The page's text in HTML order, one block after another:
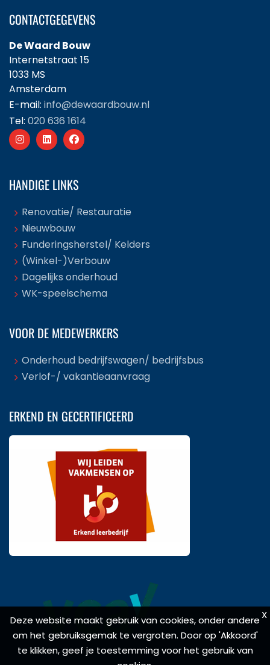
Deze website maakt gebruik van cookies, onder andere
om het gebruiksgemak te vergroten. Door op 'Akkoord'
te klikken, geef je toestemming voor het gebruik van
X
CONTACTGEGEVENS
De Waard Bouw
Internetstraat 15
1033 MS
Amsterdam
E-mail: info@dewaardbouw.nl
Tel: 020 636 1614
HANDIGE LINKS
Renovatie/ Restauratie
Nieuwbouw
Funderingsherstel/ Kelders
(Winkel-)Verbouw
Dagelijks onderhoud
WK-speelschema
VOOR DE MEDEWERKERS
Onderhoud bedrijfswagen/ bedrijfsbus
Verlof-/ vakantieaanvraag
ERKEND EN GECERTIFICEERD
Deze website maakt gebruik van cookies, onder andere
om het gebruiksgemak te vergroten. Door op 'Akkoord'
te klikken, geef je toestemming voor het gebruik van
X